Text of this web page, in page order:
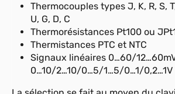
Thermocouples types J, K, R, S,
U, G, D, C
Thermorésistances Pt100 ou
Thermistances PTC et NTC
Signaux linéaires 0…60/
0…10/2…10/0…5/1…5/0…1/0,2…1V